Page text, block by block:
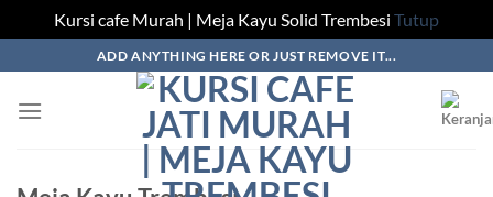
Kursi cafe Murah | Meja Kayu Solid Trembesi Tutup
to
content
ADD ANYTHING HERE OR JUST REMOVE IT...